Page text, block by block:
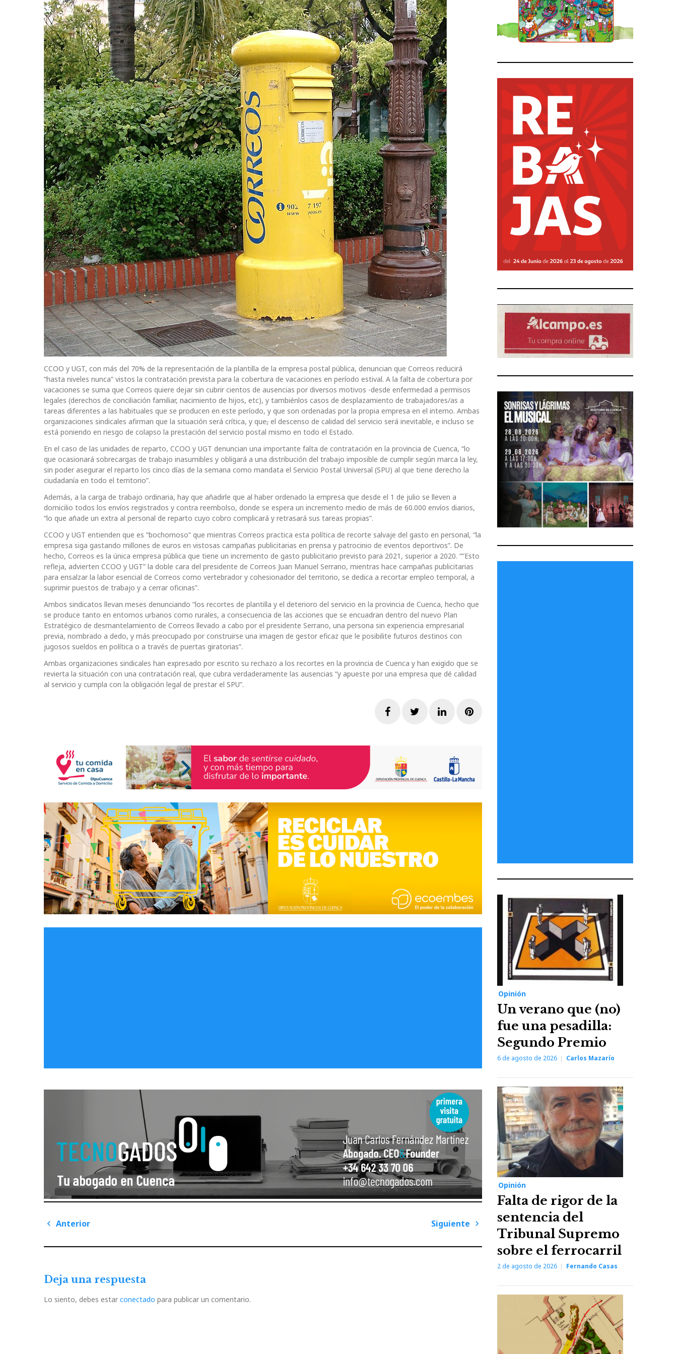
CCOO y UGT, con más del 70% de la representación de la plantilla de la empresa postal pública, denuncian que Correos reducirá
“hasta niveles nunca” vistos la contratación prevista para la cobertura de vacaciones en período estival. A la falta de cobertura por
vacaciones se suma que Correos quiere dejar sin cubrir cientos de ausencias por diversos motivos -desde enfermedad a permisos
legales (derechos de conciliación familiar, nacimiento de hijos, etc), y tambiénlos casos de desplazamiento de trabajadores/as a
tareas diferentes a las habituales que se producen en este período, y que son ordenadas por la propia empresa en el interno. Ambas
organizaciones sindicales afirman que la situación será crítica, y que, el descenso de calidad del servicio será inevitable, e incluso se
está poniendo en riesgo de colapso la prestación del servicio postal mismo en todo el Estado.
En el caso de las unidades de reparto, CCOO y UGT denuncian una importante falta de contratación en la provincia de Cuenca, “lo
que ocasionará sobrecargas de trabajo inasumibles y obligará a una distribución del trabajo imposible de cumplir según marca la ley,
sin poder asegurar el reparto los cinco días de la semana como mandata el Servicio Postal Universal (SPU) al que tiene derecho la
ciudadanía en todo el territorio”.
Además, a la carga de trabajo ordinaria, hay que añadirle que al haber ordenado la empresa que desde el 1 de julio se lleven a
domicilio todos los envíos registrados y contra reembolso, donde se espera un incremento medio de más de 60.000 envíos diarios,
“lo que añade un extra al personal de reparto cuyo cobro complicará y retrasará sus tareas propias”.
CCOO y UGT entienden que es “bochornoso” que mientras Correos practica esta política de recorte salvaje del gasto en personal, “la
empresa siga gastando millones de euros en vistosas campañas publicitarias en prensa y patrocinio de eventos deportivos”. De
hecho, Correos es la única empresa pública que tiene un incremento de gasto publicitario previsto para 2021, superior a 2020. “”Esto
refleja, advierten CCOO y UGT” la doble cara del presidente de Correos Juan Manuel Serrano, mientras hace campañas publicitarias
para ensalzar la labor esencial de Correos como vertebrador y cohesionador del territorio, se dedica a recortar empleo temporal, a
suprimir puestos de trabajo y a cerrar oficinas”.
Ambos sindicatos llevan meses denunciando “los recortes de plantilla y el deterioro del servicio en la provincia de Cuenca, hecho que
se produce tanto en entornos urbanos como rurales, a consecuencia de las acciones que se encuadran dentro del nuevo Plan
Estratégico de desmantelamiento de Correos llevado a cabo por el presidente Serrano, una persona sin experiencia empresarial
previa, nombrado a dedo, y más preocupado por construirse una imagen de gestor eficaz que le posibilite futuros destinos con
jugosos sueldos en política o a través de puertas giratorias”.
Ambas organizaciones sindicales han expresado por escrito su rechazo a los recortes en la provincia de Cuenca y han exigido que se
revierta la situación con una contratación real, que cubra verdaderamente las ausencias “y apueste por una empresa que dé calidad
al servicio y cumpla con la obligación legal de prestar el SPU”.
FacebookTwitterLinkedInPinterest
Navegación
de
Anterior
Siguiente
Deja una respuesta
Lo siento, debes estar conectado para publicar un comentario.
Opinión
Un verano que (no)
fue una pesadilla:
Segundo Premio
6 de agosto de 2026 Carlos Mazarío
Opinión
Falta de rigor de la
sentencia del
Tribunal Supremo
sobre el ferrocarril
2 de agosto de 2026 Fernando Casas